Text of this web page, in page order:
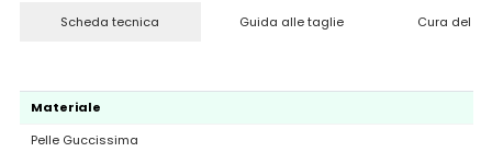
Scheda tecnica Guida alle taglie Cura del
Materiale
Pelle Guccissima